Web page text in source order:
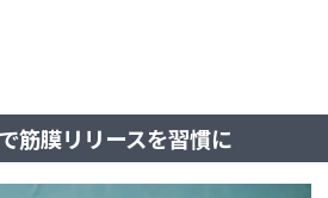
筋膜リリースを習慣に